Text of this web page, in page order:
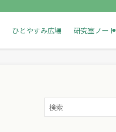
ひとやすみ広場 研究室ノート